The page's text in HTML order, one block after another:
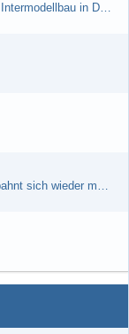
Brushless Buggy Cup am 10.04.2013 auf der Intermodellbau in Dortmund
Erstes TTSC Rennen im neuen Jahr und es bahnt sich wieder mal eine Rekordteilnehmerzahl an